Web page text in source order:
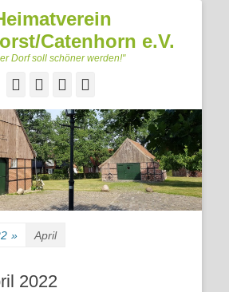
Catenhorn e.V.
Dorf soll schöner werden!"
FacebookGoogleplus
» April
2022